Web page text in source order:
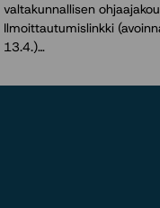
valtakunnallisen
Ilmoittautumislinkki
13.4.)…